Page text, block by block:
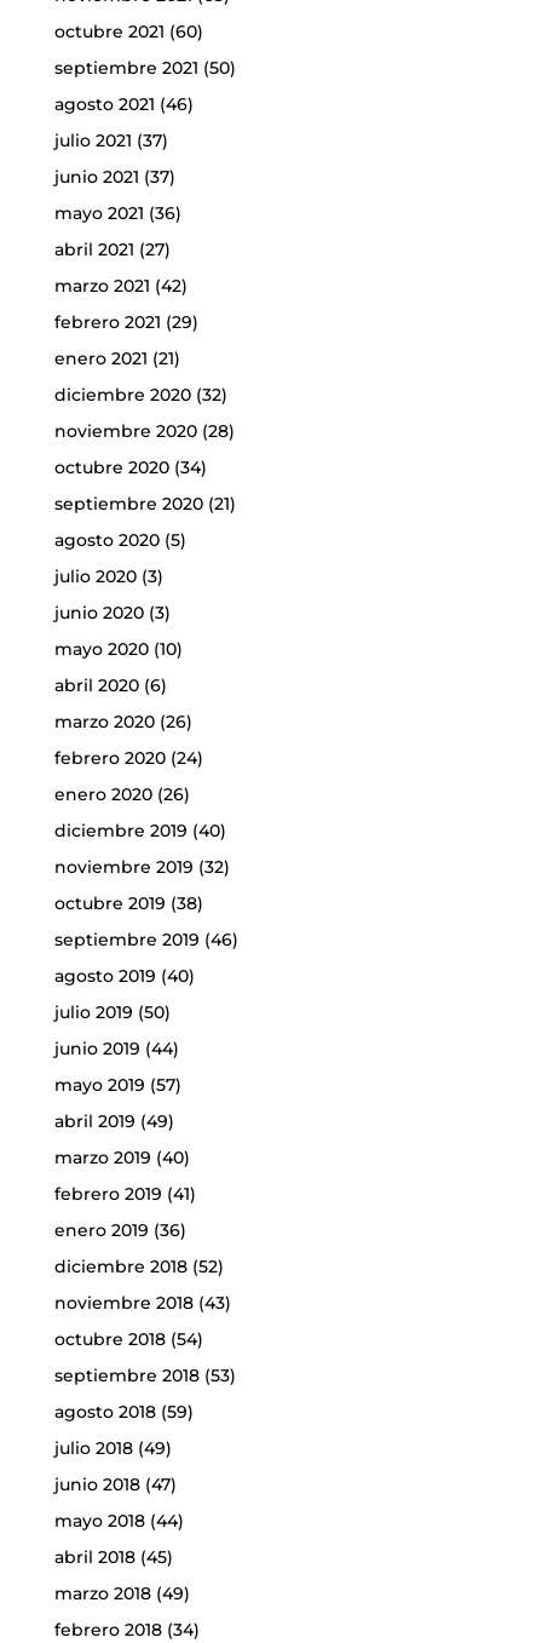
octubre 2021 (60)
septiembre 2021 (50)
agosto 2021 (46)
julio 2021 (37)
junio 2021 (37)
mayo 2021 (36)
abril 2021 (27)
marzo 2021 (42)
febrero 2021 (29)
enero 2021 (21)
diciembre 2020(32)
noviembre 2020(28)
octubre 2020(34)
septiembre 2020(21)
agosto 2020(5)
julio 2020(3)
junio 2020(3)
mayo 2020(10)
abril 2020(6)
marzo 2020(26)
febrero 2020(24)
enero 2020(26)
diciembre 2019 (40)
noviembre 2019 (32)
octubre 2019 (38)
septiembre 2019 (46)
agosto 2019 (40)
julio 2019 (50)
junio 2019 (44)
mayo 2019 (57)
abril 2019 (49)
marzo 2019 (40)
febrero 2019 (41)
enero 2019 (36)
diciembre 2018(52)
noviembre 2018(43)
octubre 2018(54)
septiembre 2018(53)
agosto 2018(59)
julio 2018(49)
junio 2018(47)
mayo 2018(44)
abril 2018(45)
marzo 2018(49)
febrero 2018(34)